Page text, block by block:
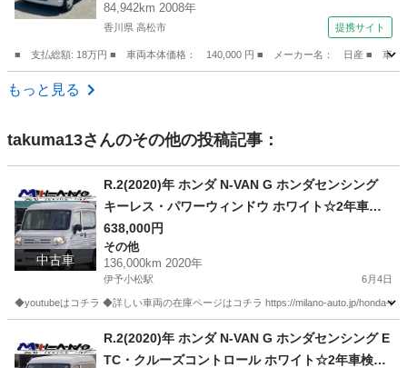
84,942km 2008年
香川県 高松市 提携サイト
■ 支払総額: 18万円 ■ 車両本体価格： 140,000 円 ■ メーカー名： 日産 ■ 車
香川 高松市
もっと見る
takuma13さんのその他の投稿記事：
中古車
R.2(2020)年 ホンダ N-VAN G ホンダセンシング
キーレス・パワーウィンドウ ホワイト☆2年車検
付き・整備渡・1年保証付☆
638,000円
その他
136,000km 2020年
伊予小松駅 6月4日
◆youtubeはコチラ ◆詳しい車両の在庫ページはコチラ https://milano-auto.jp/honda-n-
伊予小松駅 その他
R.2(2020)年 ホンダ N-VAN G ホンダセンシング E
TC・クルーズコントロール ホワイト☆2年車検付